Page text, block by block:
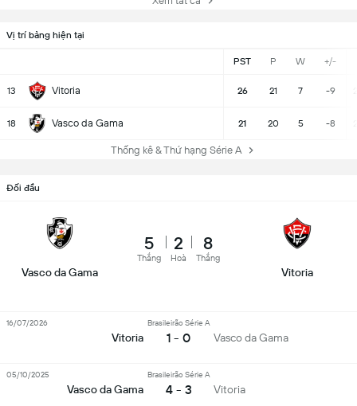
Vị trí bảng hiện tại
PST P W +/-
13 Vitoria 26 21 7 -9
18 Vasco da Gama 21 20 5 -8
Thống kê & Thứ hạng Série A
Đối đầu
Vasco da Gama
5
Thắng
2
Hoà
8
Thắng
Vitoria
Vitoria
Brasileirão Série A
1 - 0 Vasco da Gama
16/07/2026
Vasco da Gama
Brasileirão Série A
4 - 3 Vitoria
05/10/2025